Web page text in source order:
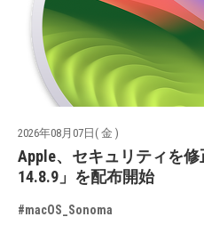
2026年08月07日( 金 )
Apple、セキュリティを修
14.8.9」を配布開始
#macOS_Sonoma